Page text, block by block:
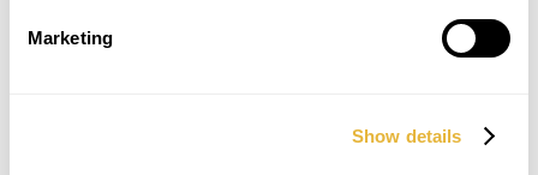
Marketing
Show details